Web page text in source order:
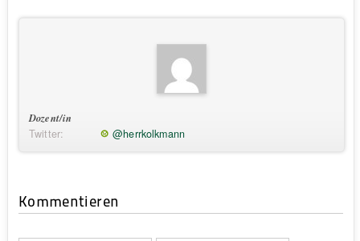
Dozent/in
Twitter:
@herrkolkmann
Kommentieren